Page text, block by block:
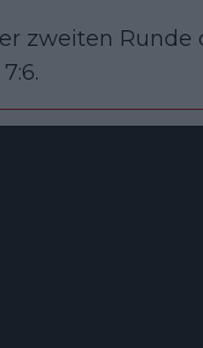
zweiten Runde